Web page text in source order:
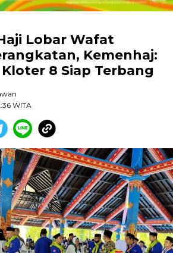
Lobar Wafat
Kemenhaj:
8 Siap Terbang
WITA